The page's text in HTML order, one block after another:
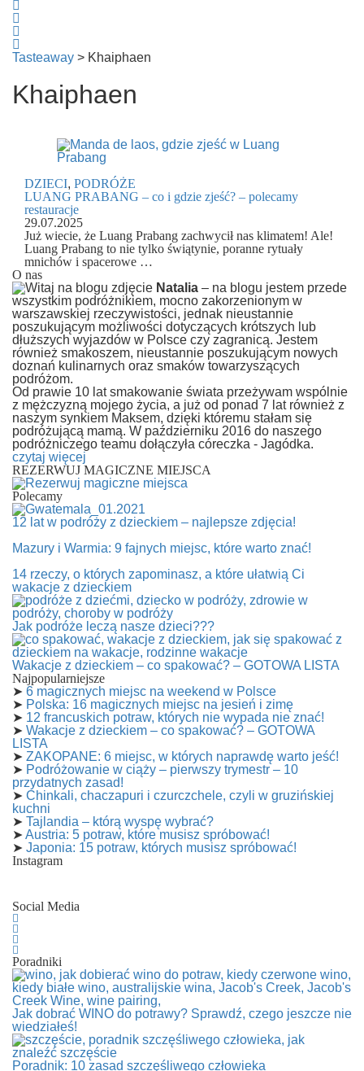
Tasteaway > Khaiphaen
Khaiphaen
DZIECI, PODRÓŻE
LUANG PRABANG – co i gdzie zjeść? – polecamy
restauracje
29.07.2025
Już wiecie, że Luang Prabang zachwycił nas klimatem! Ale!
Luang Prabang to nie tylko świątynie, poranne rytuały
mnichów i spacerowe …
O nas
Natalia – na blogu jestem przede
wszystkim podróżnikiem, mocno zakorzenionym w
warszawskiej rzeczywistości, jednak nieustannie
poszukującym możliwości dotyczących krótszych lub
dłuższych wyjazdów w Polsce czy zagranicą. Jestem
również smakoszem, nieustannie poszukującym nowych
doznań kulinarnych oraz smaków towarzyszących
podróżom.
Od prawie 10 lat smakowanie świata przeżywam wspólnie
z mężczyzną mojego życia, a już od ponad 7 lat również z
naszym synkiem Maksem, dzięki któremu stałam się
podróżującą mamą. W październiku 2016 do naszego
podróżniczego teamu dołączyła córeczka - Jagódka.
czytaj więcej
REZERWUJ MAGICZNE MIEJSCA
Polecamy
12 lat w podróży z dzieckiem – najlepsze zdjęcia!
Mazury i Warmia: 9 fajnych miejsc, które warto znać!
14 rzeczy, o których zapominasz, a które ułatwią Ci
wakacje z dzieckiem
Jak podróże leczą nasze dzieci???
Wakacje z dzieckiem – co spakować? – GOTOWA LISTA
Najpopularniejsze
➤ 6 magicznych miejsc na weekend w Polsce
➤ Polska: 16 magicznych miejsc na jesień i zimę
➤ 12 francuskich potraw, których nie wypada nie znać!
➤ Wakacje z dzieckiem – co spakować? – GOTOWA
LISTA
➤ ZAKOPANE: 6 miejsc, w których naprawdę warto jeść!
➤ Podróżowanie w ciąży – pierwszy trymestr – 10
przydatnych zasad!
➤ Chinkali, chaczapuri i czurczchele, czyli w gruzińskiej
kuchni
➤ Tajlandia – którą wyspę wybrać?
➤ Austria: 5 potraw, które musisz spróbować!
➤ Japonia: 15 potraw, których musisz spróbować!
Instagram
Social Media
Poradniki
Jak dobrać WINO do potrawy? Sprawdź, czego jeszcze nie
wiedziałeś!
Poradnik: 10 zasad szczęśliwego człowieka